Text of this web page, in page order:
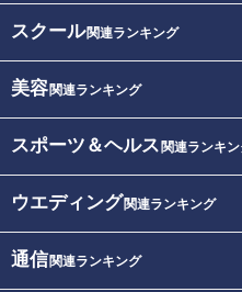
スクール関連ランキング
美容関連ランキング
スポーツ＆ヘルス 関連ランキ
ウエディング関連ランキング
通信関連ランキング